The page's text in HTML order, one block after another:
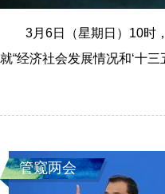
3月6日（星期日）10时，
就“经济社会发展情况和‘十
管窥两会